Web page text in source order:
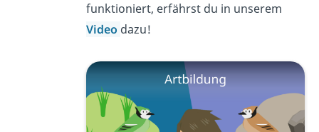
funktioniert, erfährst du in unserem
Video dazu!